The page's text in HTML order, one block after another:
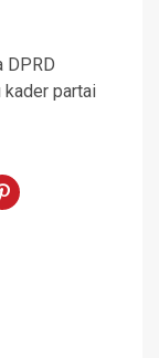
DPRD
kader partai